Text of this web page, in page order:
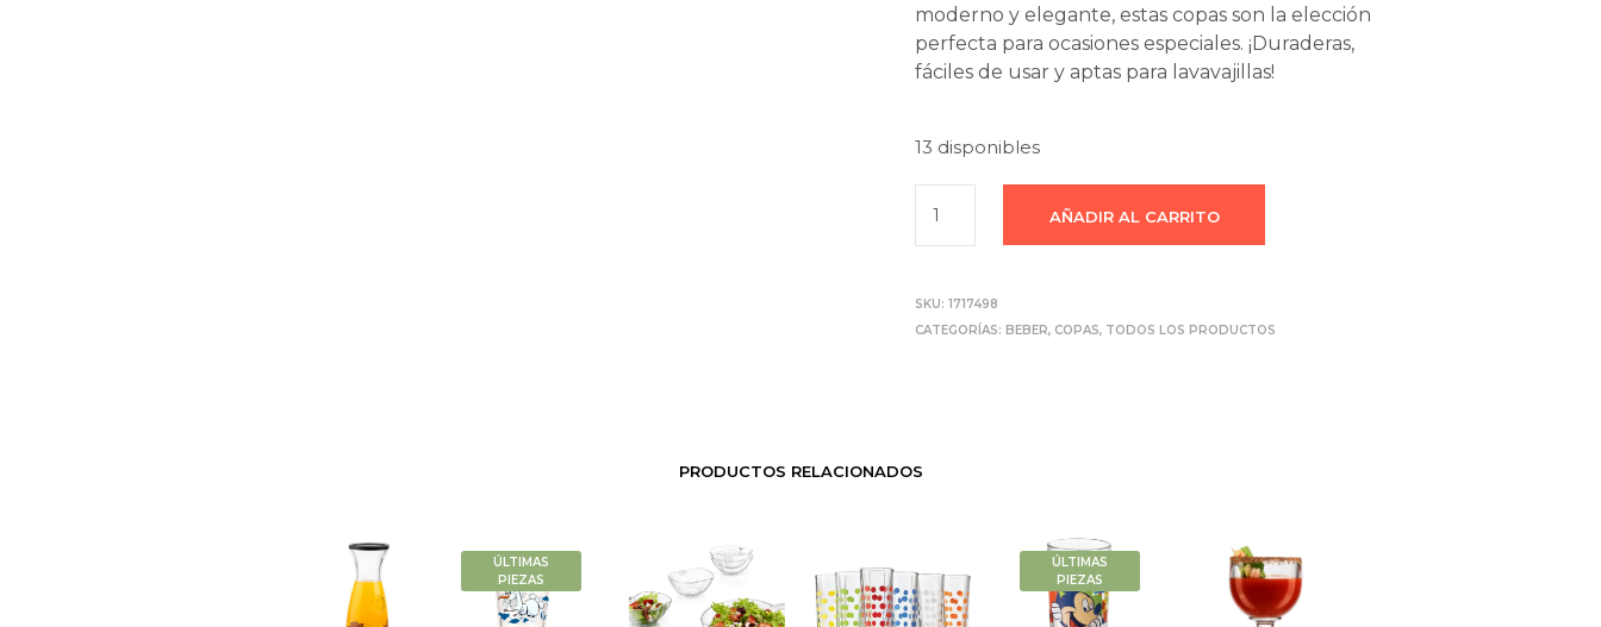
moderno y elegante, estas copas son la elección
perfecta para ocasiones especiales. ¡Duraderas,
fáciles de usar y aptas para lavavajillas!
13 disponibles
AÑADIR AL CARRITO
SKU:1717498
CATEGORÍAS: BEBER, COPAS, TODOS LOS PRODUCTOS
PRODUCTOS RELACIONADOS
ÚLTIMAS
PIEZAS
ÚLTIMAS
PIEZAS